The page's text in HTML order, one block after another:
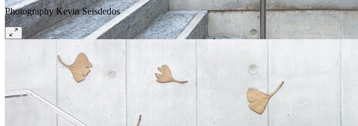
Photography Kevin Seisdedos